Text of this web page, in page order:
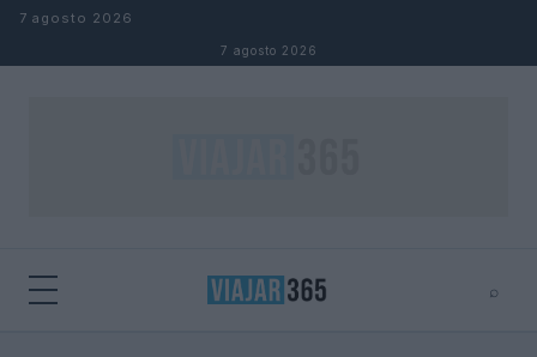
Saltar al contenido
7 agosto 2026
7 agosto 2026
⌕